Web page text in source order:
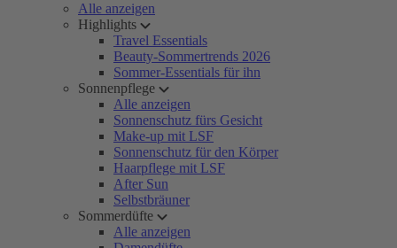
Alle anzeigen
Highlights
Travel Essentials
Beauty-Sommertrends 2026
Sommer-Essentials für ihn
Sonnenpflege
Alle anzeigen
Sonnenschutz fürs Gesicht
Make-up mit LSF
Sonnenschutz für den Körper
Haarpflege mit LSF
After Sun
Selbstbräuner
Sommerdüfte
Alle anzeigen